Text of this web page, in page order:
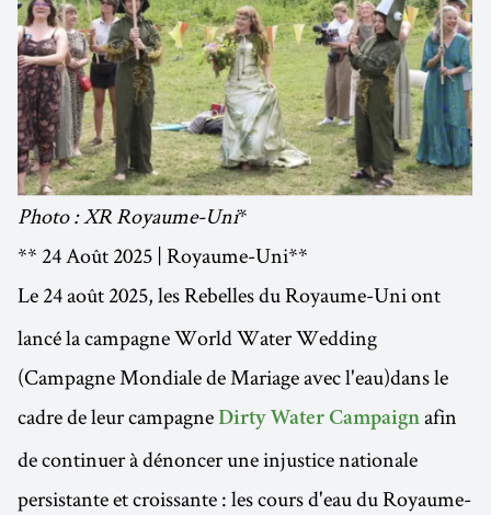
Photo : XR Royaume-Uni*
** 24 Août 2025 | Royaume-Uni**
Le 24 août 2025, les Rebelles du Royaume-Uniont
lancé la campagne World Water Wedding
(Campagne Mondiale de Mariage avec l'eau)dans le
cadre de leur campagne Dirty Water Campaign afin
de continuer à dénoncer une injustice nationale
persistante et croissante : les cours d'eau du Royaume-